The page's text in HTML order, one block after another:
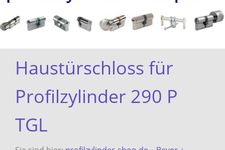
Haustürschloss für
Profilzylinder 290 P
TGL